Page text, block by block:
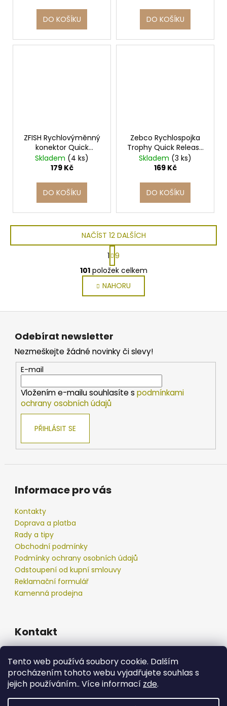
Tento web používá soubory cookie. Dalším
procházením tohoto webu vyjadřujete souhlas s
jejich používáním.. Více informací zde.
DO KOŠÍKU DO KOŠÍKU
ZFISH Rychlovýměnný
konektor Quick
Release 2ks
Skladem (4 ks)
179 Kč
DO KOŠÍKU
Zebco Rychlospojka
Trophy Quick Release
Adaptors 2ks
Skladem (3 ks)
169 Kč
DO KOŠÍKU
O
v
l
á
d
c
p
r
v
k
y
u
NAČÍST 12 DALŠÍCH
S
t
r
á
n
k
o
n
í
1 9
101položek celkem
NAHORU
Odebírat newsletter
Nezmeškejte žádné novinky či slevy!
E-mail
Vložením e-mailu souhlasíte s podmínkami
ochrany osobních údajů
PŘIHLÁSIT SE
Informace pro vás
Kontakty
Doprava a platba
Rady a tipy
Obchodní podmínky
Podmínky ochrany osobních údajů
Odstoupení od kupní smlouvy
Reklamační formulář
Kamenná prodejna
Kontakt
777 192 550
777 192 550